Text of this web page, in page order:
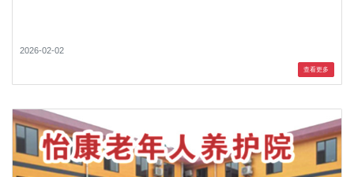
2026-02-02
查看更多